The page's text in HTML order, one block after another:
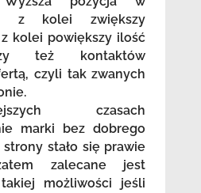
z kolei zwiększy
kolei powiększy ilość
też kontaktów
czyli tak zwanych
czasach
marki bez dobrego
stało się prawie
zalecane jest
możliwości jeśli